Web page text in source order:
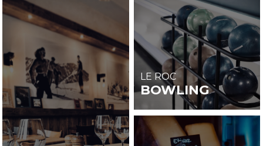
LE ROC
BOWLING